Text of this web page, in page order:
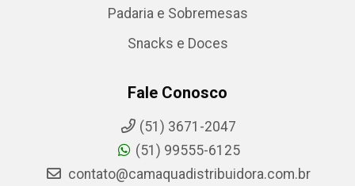
Padaria e Sobremesas
Snacks e Doces
Fale Conosco
(51) 3671-2047
(51) 99555-6125
contato@camaquadistribuidora.com.br